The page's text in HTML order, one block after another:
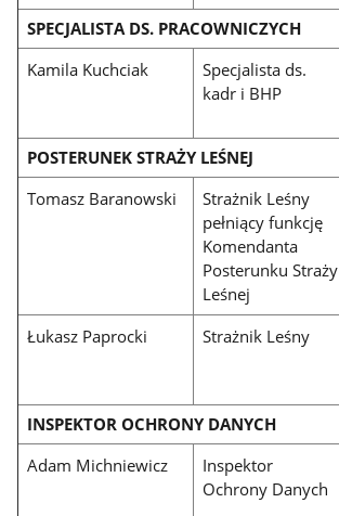
SPECJALISTA DS. PRACOWNICZYCH
Kamila Kuchciak
Specjalista ds.
kadr i BHP
POSTERUNEK STRAŻY LEŚNEJ
Tomasz Baranowski
Strażnik Leśny
pełniący funkcję
Komendanta
Posterunku Straży
Leśnej
Łukasz Paprocki Strażnik Leśny
INSPEKTOR OCHRONY DANYCH
Adam Michniewicz
Inspektor
Ochrony Danych